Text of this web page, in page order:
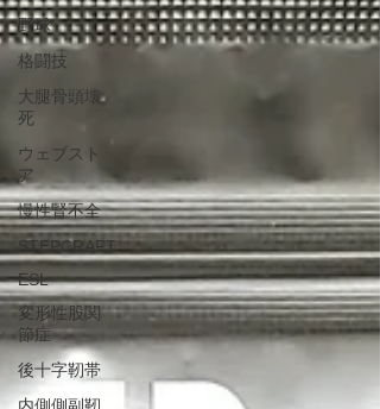
野球
格闘技
大腿骨頭壊
死
ウェブスト
ア
慢性腎不全
STEPCRAFT
ESL
変形性股関
節症
後十字靭帯